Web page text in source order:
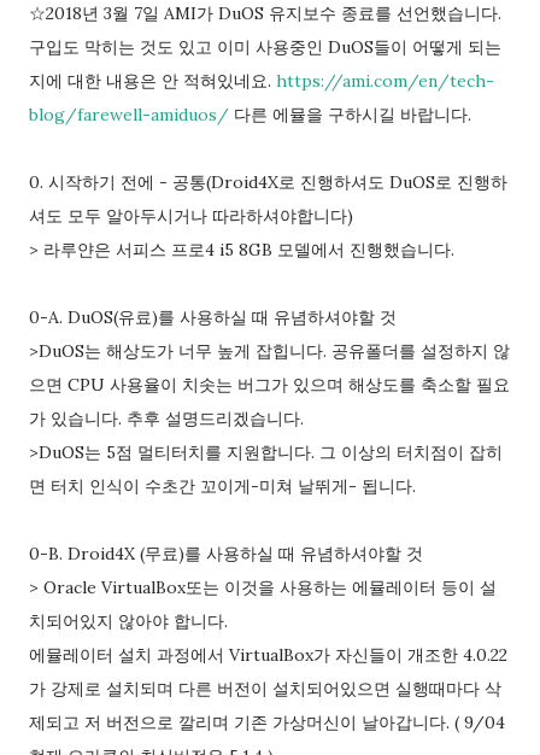
☆2018년 3월 7일 AMI가 DuOS 유지보수 종료를 선언했습니다.
구입도 막히는 것도 있고 이미 사용중인 DuOS들이 어떻게 되는
지에 대한 내용은 안 적혀있네요. https://ami.com/en/tech-
blog/farewell-amiduos/ 다른 에뮬을 구하시길 바랍니다.
0. 시작하기 전에 - 공통(Droid4X로 진행하셔도 DuOS로 진행하
셔도 모두 알아두시거나 따라하셔야합니다)
> 라루얀은 서피스 프로4 i5 8GB 모델에서 진행했습니다.
0-A. DuOS(유료)를 사용하실 때 유념하셔야할 것
>DuOS는 해상도가 너무 높게 잡힙니다. 공유폴더를 설정하지 않
으면 CPU 사용율이 치솟는 버그가 있으며 해상도를 축소할 필요
가 있습니다. 추후 설명드리겠습니다.
>DuOS는 5점 멀티터치를 지원합니다. 그 이상의 터치점이 잡히
면 터치 인식이 수초간 꼬이게-미쳐 날뛰게- 됩니다.
0-B. Droid4X (무료)를 사용하실 때 유념하셔야할 것
> Oracle VirtualBox또는 이것을 사용하는 에뮬레이터 등이 설
치되어있지 않아야 합니다.
에뮬레이터 설치 과정에서 VirtualBox가 자신들이 개조한 4.0.22
가 강제로 설치되며 다른 버전이 설치되어있으면 실행때마다 삭
제되고 저 버전으로 깔리며 기존 가상머신이 날아갑니다. ( 9/04